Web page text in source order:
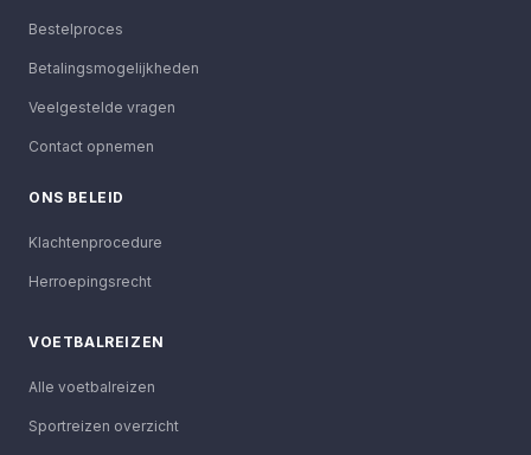
Bestelproces
Betalingsmogelijkheden
Veelgestelde vragen
Contact opnemen
ONS BELEID
Klachtenprocedure
Herroepingsrecht
VOETBALREIZEN
Alle voetbalreizen
Sportreizen overzicht